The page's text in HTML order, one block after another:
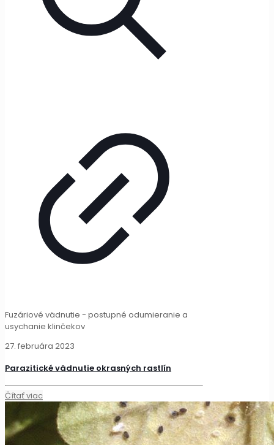
Fuzáriové vädnutie - postupné odumieranie a
usychanie klinčekov
27. februára 2023
Parazitické vädnutie okrasných rastlín
Čítať viac